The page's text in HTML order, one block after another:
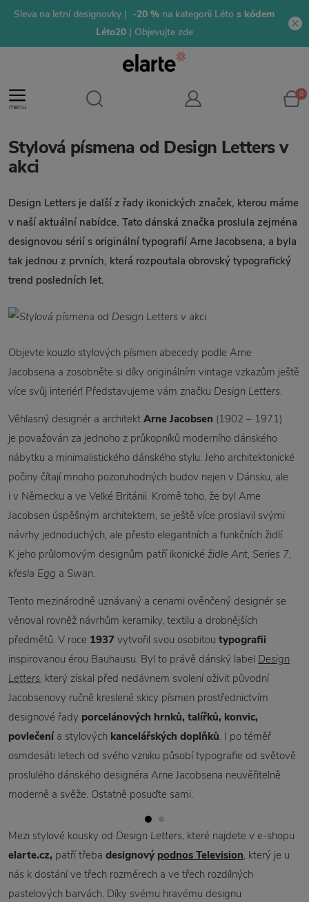
Sleva na letní designovky | -20 % na kategorii Léto s kódem
Léto20 | Objevujte zde
menu
0
Stylová písmena od Design Letters v
akci
Design Letters je další z řady ikonických značek, kterou máme
v naší aktuální nabídce. Tato dánská značka proslula zejména
designovou sérií s originální typografií Arne Jacobsena, a byla
tak jednou z prvních, která rozpoutala obrovský typografický
trend posledních let.
Objevte kouzlo stylových písmen abecedy podle Arne
Jacobsena a zosobněte si díky originálním vintage vzkazům ještě
více svůj interiér! Představujeme vám značku Design Letters.
Věhlasný designér a architekt Arne Jacobsen (1902 – 1971)
je považován za jednoho z průkopníků moderního dánského
nábytku a minimalistického dánského stylu. Jeho architektonické
počiny čítají mnoho pozoruhodných budov nejen v Dánsku, ale
i v Německu a ve Velké Británii. Kromě toho, že byl Arne
Jacobsen úspěšným architektem, se ještě více proslavil svými
návrhy jednoduchých, ale přesto elegantních a funkčních židlí.
K jeho průlomovým designům patří ikonické židle Ant, Series 7,
křesla Egg a Swan.
Tento mezinárodně uznávaný a cenami ověnčený designér se
věnoval rovněž návrhům keramiky, textilu a drobnějších
předmětů. V roce 1937 vytvořil svou osobitou typografii
inspirovanou érou Bauhausu. Byl to právě dánský label Design
Letters, který získal před nedávnem svolení oživit původní
Jacobsenovy ručně kreslené skicy písmen prostřednictvím
designové řady porcelánových hrnků, talířků, konvic,
povlečenía stylových kancelářských doplňků. I po téměř
osmdesáti letech od svého vzniku působí typografie od světově
proslulého dánského designéra Arne Jacobsena neuvěřitelně
moderně a svěže. Ostatně posuďte sami.
Mezi stylové kousky od Design Letters, které najdete v e-shopu
elarte.cz, patří třeba designový podnos Television, který je u
nás k dostání ve třech rozměrech a ve třech rozdílných
pastelových barvách. Díky svému hravému designu